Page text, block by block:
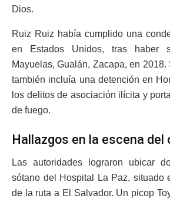
Dios.
Ruiz Ruiz había cumplido una
en Estados Unidos, tras haber
Mayuelas, Gualán, Zacapa, en 2018.
también incluía una detención en
los delitos de asociación ilícita y
de fuego.
Hallazgos en la escena del
Las autoridades lograron ubicar
sótano del Hospital La Paz, situado
de la ruta a El Salvador. Un picop